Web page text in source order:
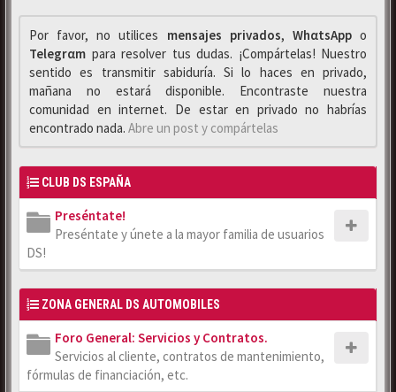
Por favor, no utilices mensajes privados, WhαtsAppo
Telegrαm para resolver tus dudas. ¡Compártelas! Nuestro
sentido es transmitir sabiduría. Si lo haces en privado,
mañana no estará disponible. Encontraste nuestra
comunidad en internet. De estar en privado no habrías
encontrado nada. Abre un post y compártelas
CLUB DS ESPAÑA
Preséntate!
Preséntate y únete a la mayor familia de usuarios
DS!
ZONA GENERAL DS AUTOMOBILES
Foro General: Servicios y Contratos.
Servicios al cliente, contratos de mantenimiento,
fórmulas de financiación, etc.